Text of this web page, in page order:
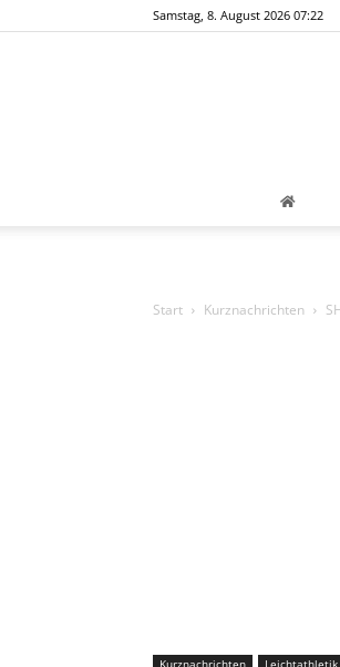
Samstag, 8. August 2026 07:22
Start Kurznachrichten
Kurznachrichten Leichtathletik